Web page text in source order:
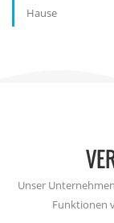
Hause
Unser
Funktionen